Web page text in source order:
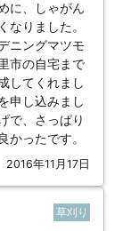
に、しゃがん
なりました。
ニングマツモ
市の自宅まで
してくれまし
申し込みまし
で、さっぱり
かったです。
2016年11月17日
草刈り